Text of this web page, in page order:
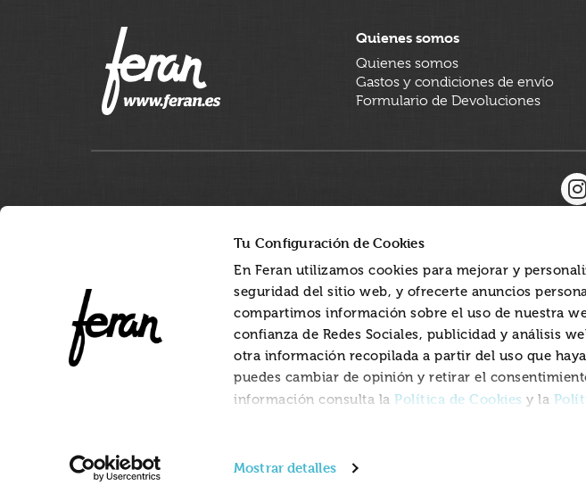
Tu Configuración de Cookies
En Feran utilizamos cookies para mejorar y
seguridad del sitio web, y ofrecerte anuncios
compartimos información sobre el uso de nuestra
confianza de Redes Sociales, publicidad y análisis
otra información recopilada a partir del uso que
puedes cambiar de opinión y retirar el
información consulta laPolítica de Cookies y la
Mostrar detalles
Quienes somos
Quienes somos
Gastos y condiciones de envío
Formulario de Devoluciones